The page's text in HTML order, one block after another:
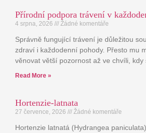
Přírodní podpora trávení v
4 srpna, 2026 Žádné komentáře
Správně fungující trávení je důležitou
zdraví i každodenní pohody. Přesto mu
věnovat větší pozornost až ve chvíli, kdy
Read More »
Hortenzie-latnata
27 července, 2026 Žádné komentáře
Hortenzie latnatá (Hydrangea